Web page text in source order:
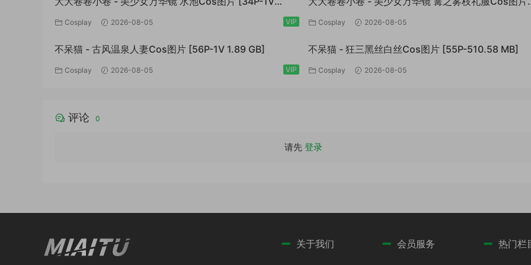
994.01 MB]
Cosplay 2026-08-05 VIP
[30P-142.8 MB]
Cosplay 2026-08-05
不呆猫 - 古风温泉人妻Cos图片 [56P-1V 1.89 GB]
Cosplay 2026-08-05 VIP
不呆猫 - 狂三黑丝白丝Cos图片 [55P-510.58 MB]
Cosplay 2026-08-05
评论 0
请先 登录
关于我们 会员服务 热门栏